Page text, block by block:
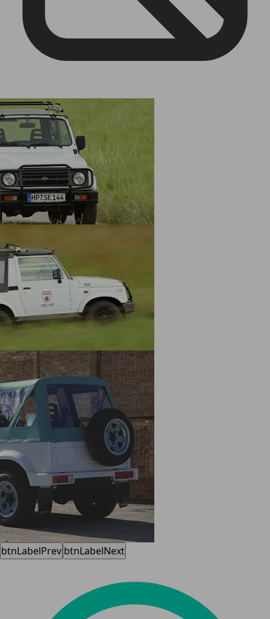
btnLabelPrev btnLabelNext